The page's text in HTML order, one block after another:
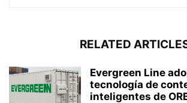
RELATED
Evergreen Line
tecnología de
inteligentes de